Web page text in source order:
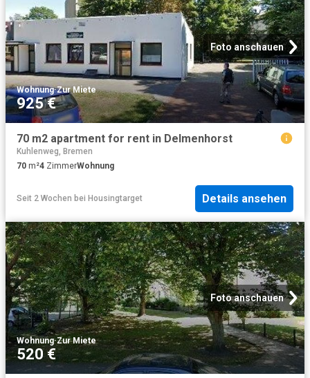
Foto anschauen
Wohnung·Zur Miete
925 €
70 m2 apartment for rent in Delmenhorst
Kuhlenweg, Bremen
70 m²4 ZimmerWohnung
Seit 2 Wochen bei Housingtarget Details ansehen
Foto anschauen
Wohnung·Zur Miete
520 €